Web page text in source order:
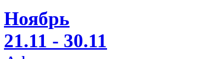
Ноябрь
21.11 - 30.11